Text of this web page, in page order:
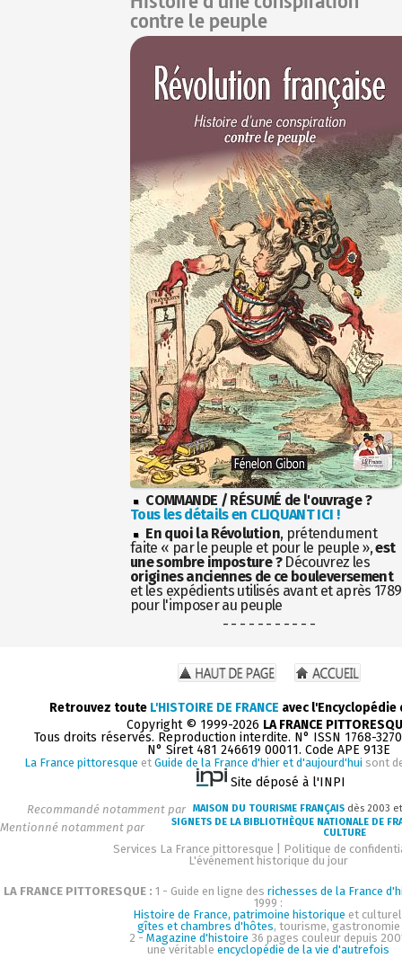
contre le peuple
COMMANDE / RÉSUMÉ de l'ouvrage ?
Tous les détails en CLIQUANT ICI !
En quoi la Révolution, prétendument
faite « par le peuple et pour le peuple »,est
une sombre imposture ?Découvrez les
origines anciennes de ce bouleversement
et les expédients utilisés avant et après 1789
pour l'imposer au peuple
- - - - - - - - - - -
Retrouvez toute L'HISTOIRE DE FRANCE avec
Copyright © 1999-2026 LA FRANCE
Tous droits réservés. Reproduction interdite. N° ISSN 1768-
N° Siret 481 246619 00011. Code APE 913E
La France pittoresque et Guide de la France d'hier et d'aujourd'hui sont
Site déposé à l'INPI
Recommandé notamment par MAISON DU TOURISME FRANÇAIS dès 2003
Mentionné notamment par
SIGNETS DE LA BIBLIOTHÈQUE NATIONALE DE
CULTURE
Services La France pittoresque
Politique de
L'événement historique du jour
LA FRANCE PITTORESQUE : 1 - Guide en ligne des richesses de la France
1999 :
Histoire de France, patrimoine historique et
gîtes et chambres d'hôtes, tourisme, gastronomie
2 - Magazine d'histoire 36 pages couleur depuis
une véritableencyclopédie de la vie d'autrefois